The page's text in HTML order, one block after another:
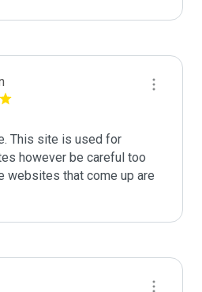
This site is used for
however be careful too
websites that come up are